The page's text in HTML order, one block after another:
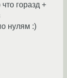
горазд +
нулям :)